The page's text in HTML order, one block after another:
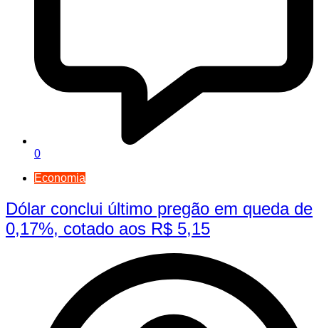
0
Economia
Dólar conclui último pregão em queda de
0,17%, cotado aos R$ 5,15